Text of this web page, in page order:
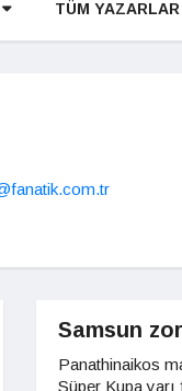
TÜM YAZARLAR
Samsun
Panathinaikos
Süper Kupa